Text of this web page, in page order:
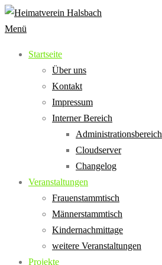
Zum
Inhalt
Menü
Startseite
Über uns
Kontakt
Impressum
Interner Bereich
Administrationsbereich
Cloudserver
Changelog
Veranstaltungen
Frauenstammtisch
Männerstammtisch
Kindernachmittage
weitere Veranstaltungen
Projekte